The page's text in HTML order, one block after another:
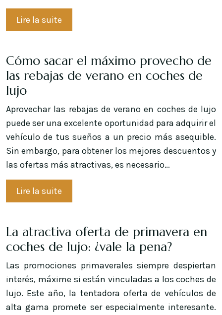
Lire la suite
Cómo sacar el máximo provecho de
las rebajas de verano en coches de
lujo
Aprovechar las rebajas de verano en coches de lujo
puede ser una excelente oportunidad para adquirir el
vehículo de tus sueños a un precio más asequible.
Sin embargo, para obtener los mejores descuentos y
las ofertas más atractivas, es necesario…
Lire la suite
La atractiva oferta de primavera en
coches de lujo: ¿vale la pena?
Las promociones primaverales siempre despiertan
interés, máxime si están vinculadas a los coches de
lujo. Este año, la tentadora oferta de vehículos de
alta gama promete ser especialmente interesante.